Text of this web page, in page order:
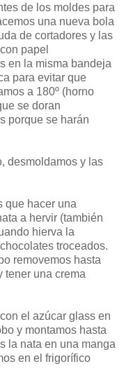
de los moldes para
una nueva bola
de cortadores y las
papel
en la misma bandeja
para evitar que
a 180º (horno
se doran
porque se harán
desmoldamos y las
que hacer una
a hervir (también
hierva la
troceados.
removemos hasta
tener una crema
el azúcar glass en
y montamos hasta
la nata en una manga
en el frigorífico